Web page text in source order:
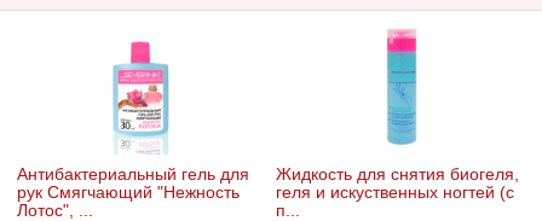
Антибактериальный гель для
рук Смягчающий "Нежность
Лотос", ...
Жидкость для снятия биогеля,
геля и искуственных ногтей (с
п...